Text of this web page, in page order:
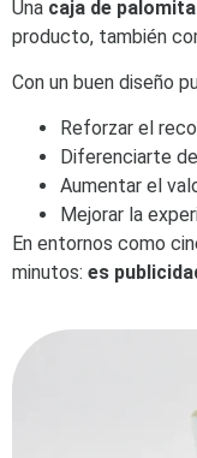
Una caja de
producto, también
Con un buen diseño
Reforzar el
Diferenciarte
Aumentar el
Mejorar la
En entornos como
minutos: es